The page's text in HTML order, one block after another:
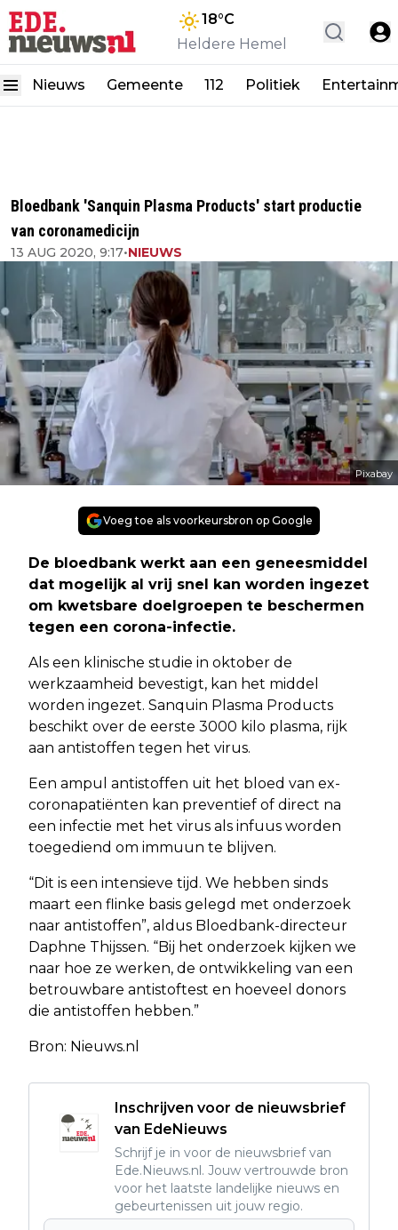
18°C
Heldere Hemel
Nieuws Gemeente 112 Politiek
Bloedbank 'Sanquin Plasma Products' start productie
van coronamedicijn
13 AUG 2020, 9:17•NIEUWS
Pixabay
Voeg toe als voorkeursbron op Google
De bloedbank werkt aan een geneesmiddel
dat mogelijk al vrij snel kan worden ingezet
om kwetsbare doelgroepen te beschermen
tegen een corona-infectie.
Als een klinische studie in oktober de
werkzaamheid bevestigt, kan het middel
worden ingezet. Sanquin Plasma Products
beschikt over de eerste 3000 kilo plasma, rijk
aan antistoffen tegen het virus.
Een ampul antistoffen uit het bloed van ex-
coronapatiënten kan preventief of direct na
een infectie met het virus als infuus worden
toegediend om immuun te blijven.
“Dit is een intensieve tijd. We hebben sinds
maart een flinke basis gelegd met onderzoek
naar antistoffen”, aldus Bloedbank-directeur
Daphne Thijssen. “Bij het onderzoek kijken we
naar hoe ze werken, de ontwikkeling van een
betrouwbare antistoftest en hoeveel donors
die antistoffen hebben.”
Bron: Nieuws.nl
Inschrijven voor de nieuwsbrief
van EdeNieuws
Schrijf je in voor de nieuwsbrief van
Ede.Nieuws.nl. Jouw vertrouwde bron
voor het laatste landelijke nieuws en
gebeurtenissen uit jouw regio.